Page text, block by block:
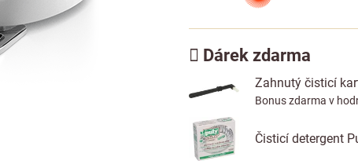
Dárek zdarma
Zahnutý čisticí
Bonus zdarma v
Čisticí detergent